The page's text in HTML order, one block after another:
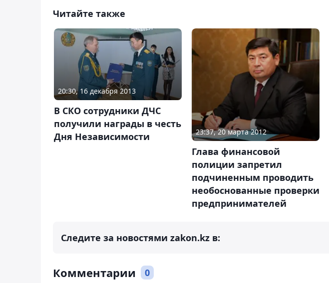
Читайте также
20:30, 16 декабря 2013
В СКО сотрудники ДЧС
получили награды в честь
Дня Независимости
23:37, 20 марта 2012
Глава финансовой
полиции запретил
подчиненным проводить
необоснованные проверки
предпринимателей
Следите за новостями zakon.kz в:
Комментарии 0